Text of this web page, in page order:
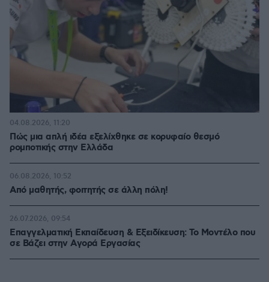
Πώς μια απλή ιδέα εξελίχθηκε σε κορυφαίο θεσμό
ρομποτικής στην Ελλάδα
04.08.2026, 11:20
Από μαθητής, φοιτητής σε άλλη πόλη!
06.08.2026, 10:52
Επαγγελματική Εκπαίδευση & Εξειδίκευση: Το Mοντέλο που
σε Bάζει στην Aγορά Eργασίας
26.07.2026, 09:54